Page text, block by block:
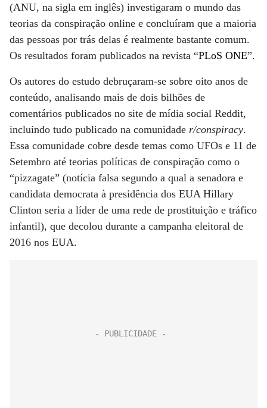
(ANU, na sigla em inglês) investigaram o mundo das
teorias da conspiração online e concluíram que a maioria
das pessoas por trás delas é realmente bastante comum.
Os resultados foram publicados na revista “PLoS ONE”.
Os autores do estudo debruçaram-se sobre oito anos de
conteúdo, analisando mais de dois bilhões de
comentários publicados no site de mídia social Reddit,
incluindo tudo publicado na comunidade r/conspiracy.
Essa comunidade cobre desde temas como UFOs e 11 de
Setembro até teorias políticas de conspiração como o
“pizzagate” (notícia falsa segundo a qual a senadora e
candidata democrata à presidência dos EUA Hillary
Clinton seria a líder de uma rede de prostituição e tráfico
infantil), que decolou durante a campanha eleitoral de
2016 nos EUA.